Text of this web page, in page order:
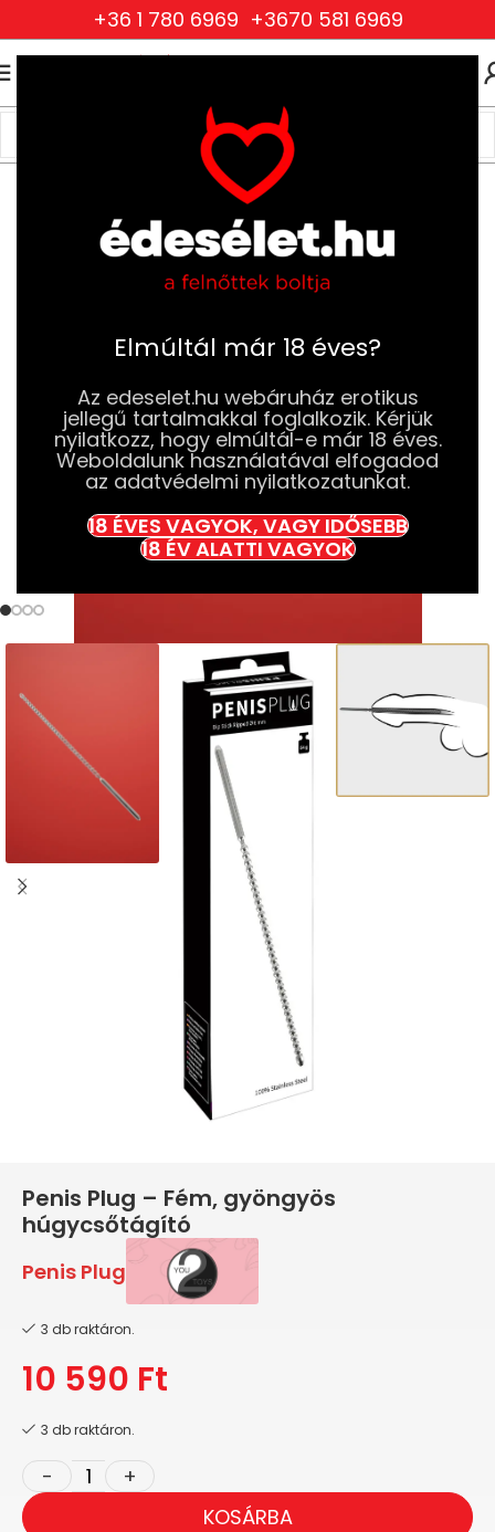
Elmúltál már 18 éves?
Az edeselet.hu webáruház erotikus
jellegű tartalmakkal foglalkozik. Kérjük
nyilatkozz, hogy elmúltál-e már 18 éves.
Weboldalunk használatával elfogadod
az adatvédelmi nyilatkozatunkat.
18 ÉVES VAGYOK, VAGY IDŐSEBB
18 ÉV ALATTI VAGYOK
+36 1 780 6969 +3670 581 6969
Pénisz és Here Játékok
Penis Plug – Fém, gyöngyös
húgycsőtágító
Penis Plug
3 db raktáron.
10 590 Ft
3 db raktáron.
KOSÁRBA